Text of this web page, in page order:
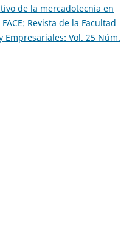
de la mercadotecnia en
FACE: Revista de la Facultad
Empresariales: Vol. 25 Núm.